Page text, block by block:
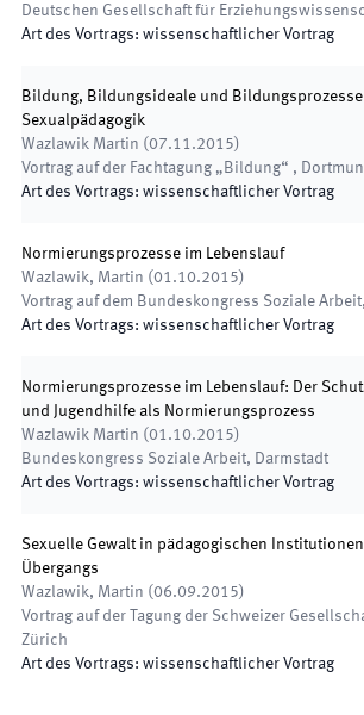
Deutschen Gesellschaft für
Art des Vortrags: wissenschaftlicher Vortrag
Bildung, Bildungsideale und
Sexualpädagogik
Wazlawik Martin (07.11.2015)
Vortrag auf der Fachtagung „Bildung“ ,
Art des Vortrags: wissenschaftlicher Vortrag
Normierungsprozesse im Lebenslauf
Wazlawik, Martin (01.10.2015)
Vortrag auf dem Bundeskongress Soziale Arbeit,
Art des Vortrags: wissenschaftlicher Vortrag
Normierungsprozesse im Lebenslauf: Der
und Jugendhilfe als Normierungsprozess
Wazlawik Martin (01.10.2015)
Bundeskongress Soziale Arbeit, Darmstadt
Art des Vortrags: wissenschaftlicher Vortrag
Sexuelle Gewalt in pädagogischen
Übergangs
Wazlawik, Martin (06.09.2015)
Vortrag auf der Tagung der Schweizer
Zürich
Art des Vortrags: wissenschaftlicher Vortrag